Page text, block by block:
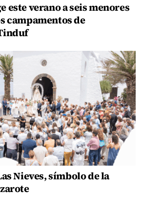
este verano a seis menores
campamentos de
Nieves, símbolo de la